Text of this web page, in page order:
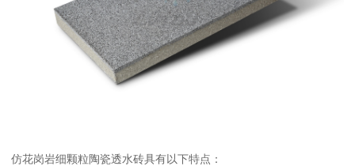
仿花岗岩细颗粒陶瓷透水砖具有以下特点：